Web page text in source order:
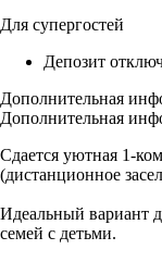
Для супергостей
Депозит
Дополнительная
Дополнительная
Сдается уютная 1-
(дистанционное
Идеальный вариант
семей с детьми.